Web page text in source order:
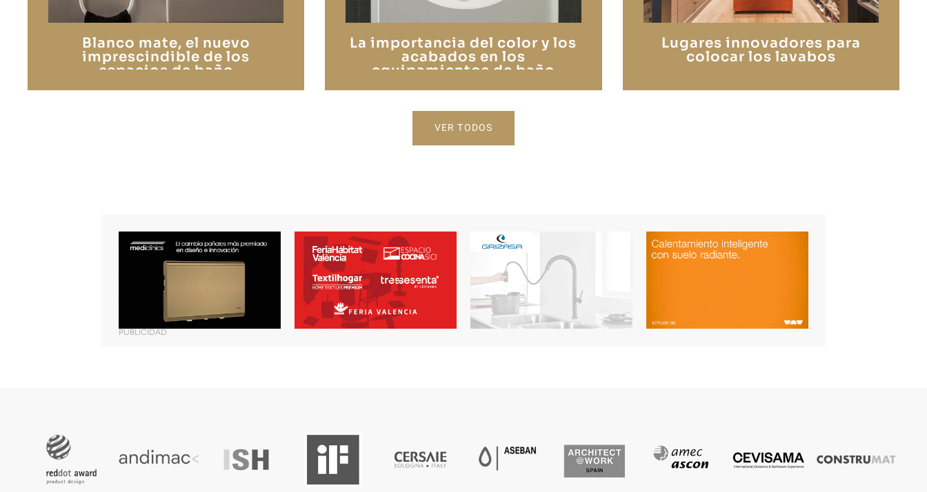
Blanco mate, el nuevo
imprescindible de los
espacios de baño
La importancia del color y los
acabados en los
equipamientos de baño
Lugares innovadores para
colocar los lavabos
VER TODOS
PUBLICIDAD